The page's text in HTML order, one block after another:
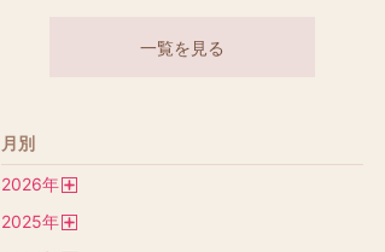
一覧を見る
月別
2026年
2025年